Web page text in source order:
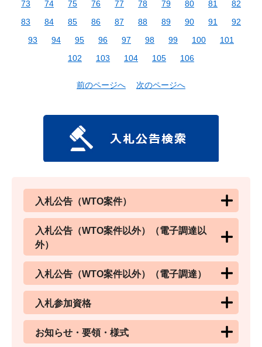
73
74 75 76 77 78 79 80 81
82
83
84 85 86 87 88 89 90 91
92
93
94 95 96 97 98 99 100
101
102
103 104 105 106
前のページへ 次のページへ
入札公告（WTO案件）
入札公告（WTO案件以外）（電子調達以
外）
入札公告（WTO案件以外）（電子調達）
入札参加資格
お知らせ・要領・様式